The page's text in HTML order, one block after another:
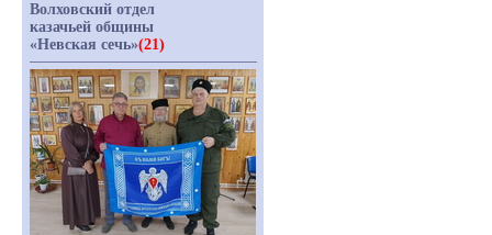
Волховский отдел
казачьей общины
«Невская сечь»(21)